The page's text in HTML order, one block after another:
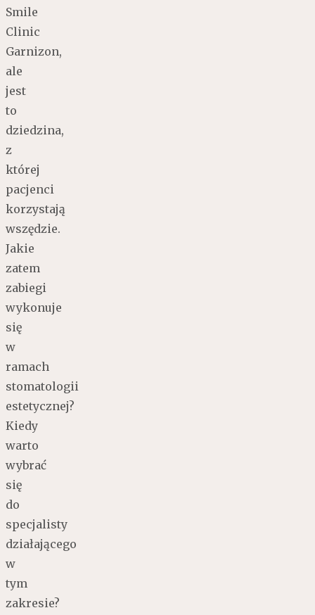
Smile
Clinic
Garnizon,
ale
jest
to
dziedzina,
z
której
pacjenci
korzystają
wszędzie.
Jakie
zatem
zabiegi
wykonuje
się
w
ramach
stomatologii
estetycznej?
Kiedy
warto
wybrać
się
do
specjalisty
działającego
w
tym
zakresie?